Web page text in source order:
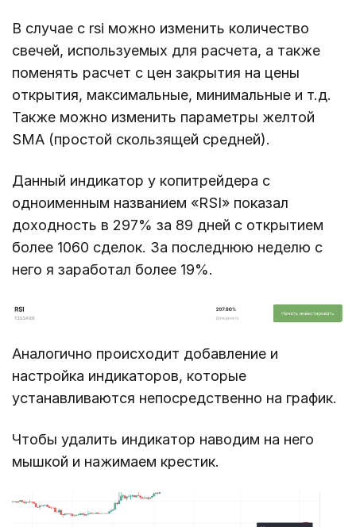
В случае с rsi можно изменить количество
свечей, используемых для расчета, а также
поменять расчет с цен закрытия на цены
открытия, максимальные, минимальные и т.д.
Также можно изменить параметры желтой
SMA (простой скользящей средней).
Данный индикатор у копитрейдера с
одноименным названием «RSI» показал
доходность в 297% за 89 дней с открытием
более 1060 сделок. За последнюю неделю с
него я заработал более 19%.
Аналогично происходит добавление и
настройка индикаторов, которые
устанавливаются непосредственно на график.
Чтобы удалить индикатор наводим на него
мышкой и нажимаем крестик.